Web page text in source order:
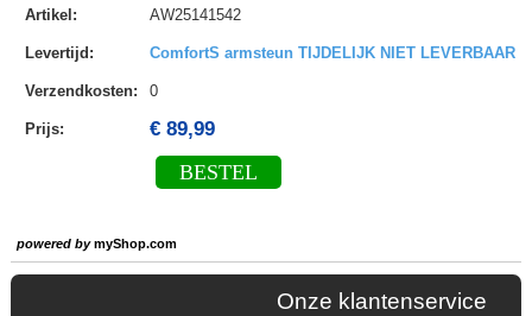
Artikel : AW25141542
Levertijd : ComfortS armsteun TIJDELIJK NIET LEVERBAAR
Verzendkosten: 0
Prijs: € 89,99
BESTEL
powered bymyShop.com
Onze klantenservice